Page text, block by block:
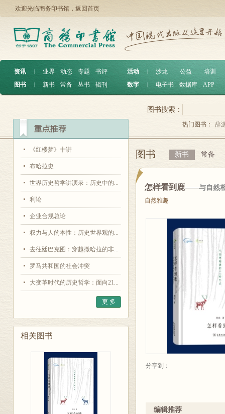
欢迎光临商务印书馆， 返回首页
资讯 ︱ 业界 动态 专题
书评
图书
︱ 新书 常备 丛书 辑刊
活动 沙龙 公益
培训
数字
电子书 数据库 APP
《红楼梦》十讲
布哈拉史
世界历史哲学讲演录：历史中的...
利论
企业合规总论
权力与人的本性：历史世界观的...
去往廷巴克图：穿越撒哈拉的非...
罗马共和国的社会冲突
大变革时代的历史哲学：面向21...
更 多
相关图书
图书搜索：
热门图书： 辞
图书 新书 常备
怎样看到鹿——与自然
自然雅趣
分享到：
编辑推荐